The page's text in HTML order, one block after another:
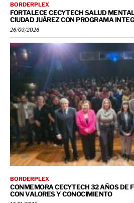
BORDERPLEX
FORTALECE CECYTECH SALUD
CIUDAD JUÁREZ CON PROGRAMA
26/03/2026
BORDERPLEX
CONMEMORA CECYTECH 32 AÑOS DE
CON VALORES Y CONOCIMIENTO